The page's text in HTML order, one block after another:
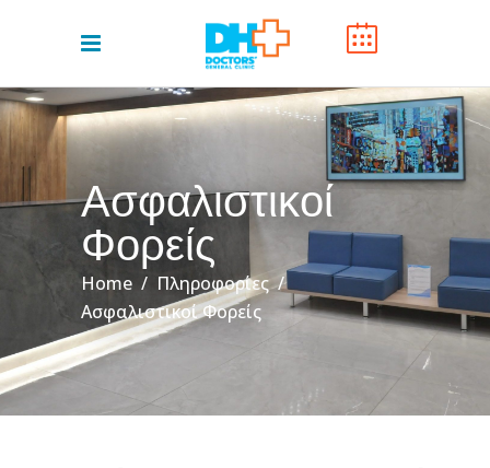
Ασφαλιστικοί
Φορείς
Home / Πληροφορίες/
Ασφαλιστικοί Φορείς